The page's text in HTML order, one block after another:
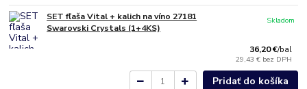
SET fľaša Vital + kalich na víno 27181
Swarovski Crystals (1+4KS)
36,20 €/bal
29,43 € bez DPH
Skladom
Pridať do košíka